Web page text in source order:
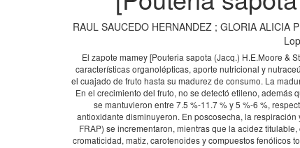
RAUL SAUCEDO HERNANDEZ ;GLORIA ALICIA
El zapote mamey [Pouteria sapota (Jacq.) H.E.Moore &
características organolépticas, aporte nutricional y
el cuajado de fruto hasta su madurez de consumo. La
En el crecimiento del fruto, no se detectó etileno,
se mantuvieron entre 7.5 %-11.7 % y 5 %-6 %,
antioxidante disminuyeron. En poscosecha, la
FRAP) se incrementaron, mientras que la acidez
cromaticidad, matiz, carotenoides y compuestos fenólicos